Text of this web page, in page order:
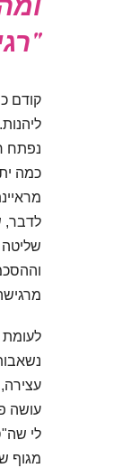
קודם
נפתח
כמה
לדבר,
לעומת
עושה
לי
מגוף